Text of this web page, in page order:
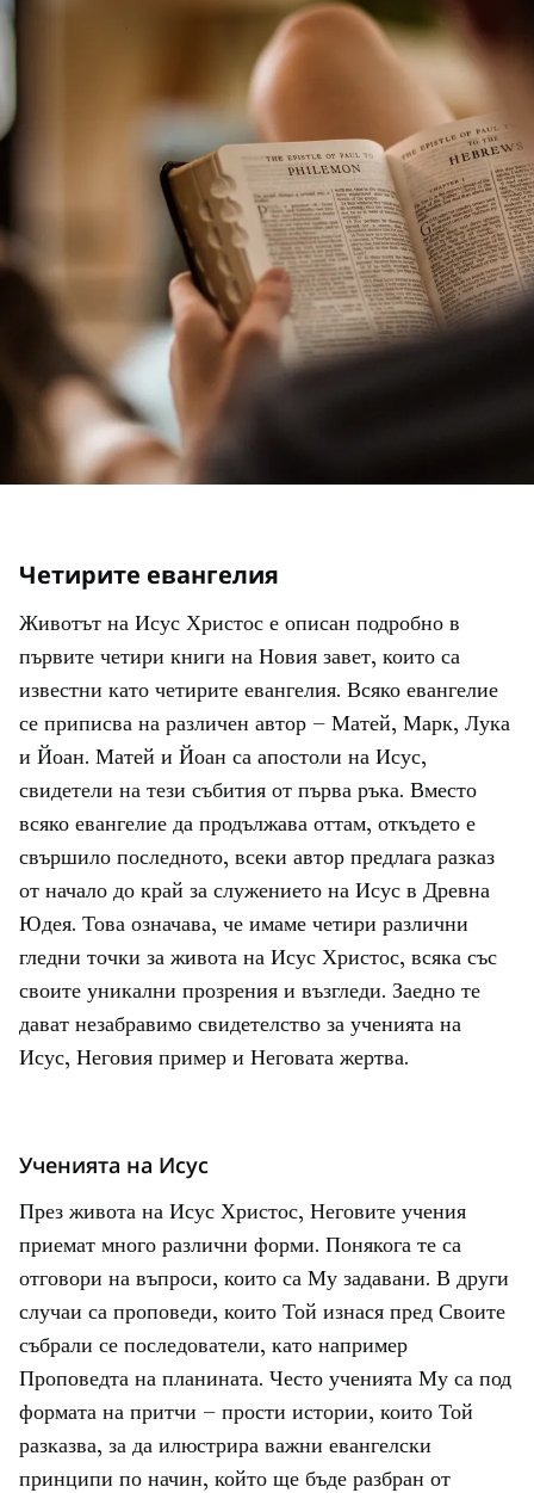
Четирите евангелия
Животът на Исус Христос е описан подробно в
първите четири книги на Новия завет, които са
известни като четирите евангелия. Всяко евангелие
се приписва на различен автор – Матей, Марк, Лука
и Йоан. Матей и Йоан са апостоли на Исус,
свидетели на тези събития от първа ръка. Вместо
всяко евангелие да продължава оттам, откъдето е
свършило последното, всеки автор предлага разказ
от начало до край за служението на Исус в Древна
Юдея. Това означава, че имаме четири различни
гледни точки за живота на Исус Христос, всяка със
своите уникални прозрения и възгледи. Заедно те
дават незабравимо свидетелство за ученията на
Исус, Неговия пример и Неговата жертва.
Ученията на Исус
През живота на Исус Христос, Неговите учения
приемат много различни форми. Понякога те са
отговори на въпроси, които са Му задавани. В други
случаи са проповеди, които Той изнася пред Своите
събрали се последователи, като например
Проповедта на планината. Често ученията Му са под
формата на притчи – прости истории, които Той
разказва, за да илюстрира важни евангелски
принципи по начин, който ще бъде разбран от